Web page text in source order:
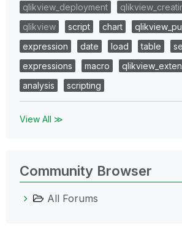
qlikview_deployment
qlikview
script chart
expression
date load table
expressions
macro
analysis
scripting
View All ≫
Community Browser
All Forums